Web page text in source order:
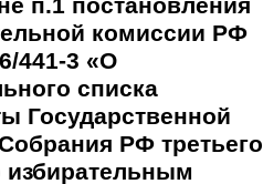
п.1 постановления
комиссии РФ
441-3 «О
списка
Государственной
РФ третьего